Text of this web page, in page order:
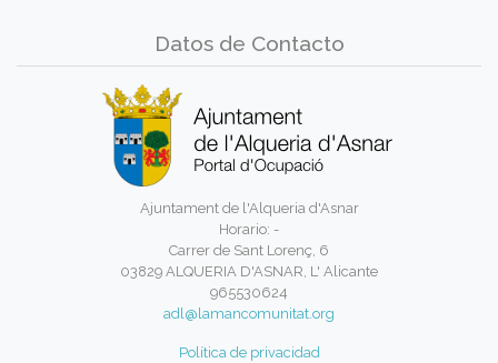
Datos de Contacto
Ajuntament de l'Alqueria d'Asnar
Horario: -
Carrer de Sant Lorenç, 6
03829 ALQUERIA D'ASNAR, L' Alicante
965530624
adl@lamancomunitat.org
Política de privacidad